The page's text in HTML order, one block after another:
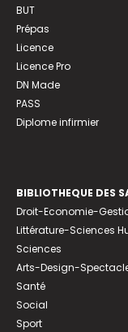
BUT
Prépas
Licence
Licence Pro
DN Made
PASS
Diplome infirmier
BIBLIOTHEQUE DES
Droit-Economie-
Littérature-Sciences
Sciences
Arts-Design-
Santé
Social
Sport